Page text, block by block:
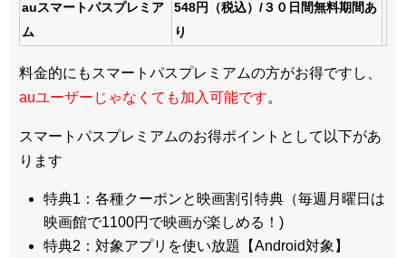
auスマートパスプレミア
ム
548円（税込）/３０日間無料期間あ
り
料金的にもスマートパスプレミアムの方がお得ですし、
auユーザーじゃなくても加入可能です。
スマートパスプレミアムのお得ポイントとして以下があ
ります
特典1：各種クーポンと映画割引特典（毎週月曜日は
映画館で1100円で映画が楽しめる！)
特典2：対象アプリを使い放題【Android対象】